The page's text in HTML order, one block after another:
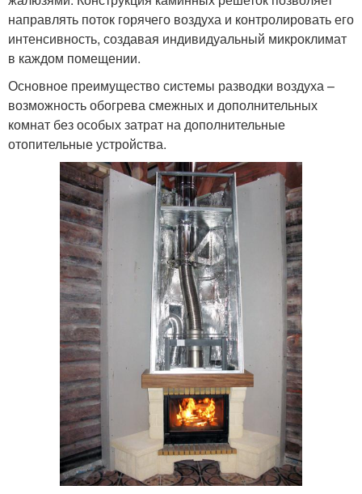
направлять поток горячего воздуха и контролировать его
интенсивность, создавая индивидуальный микроклимат
в каждом помещении.
Основное преимущество системы разводки воздуха –
возможность обогрева смежных и дополнительных
комнат без особых затрат на дополнительные
отопительные устройства.